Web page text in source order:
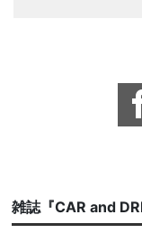
雑誌『CAR and